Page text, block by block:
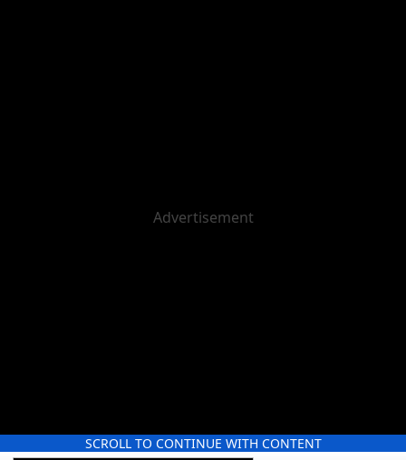
SCROLL TO CONTINUE WITH CONTENT